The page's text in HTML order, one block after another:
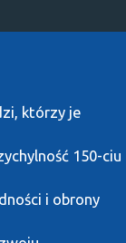
którzy je
150-ciu
i obrony